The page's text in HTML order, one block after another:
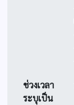
ช่วงเวลา
ระบุเป็น